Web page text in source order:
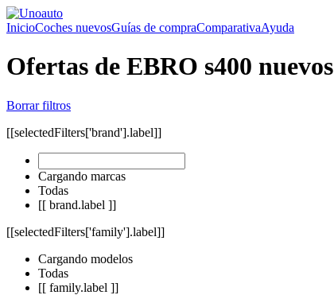
InicioCoches nuevosGuías de compraComparativaAyuda
Ofertas de EBRO s400 nuevos
Borrar filtros
[[selectedFilters['brand'].label]]
Cargando marcas
Todas
[[ brand.label ]]
[[selectedFilters['family'].label]]
Cargando modelos
Todas
[[ family.label ]]